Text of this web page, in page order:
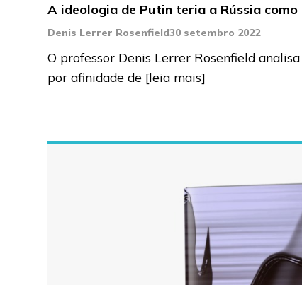
A ideologia de Putin teria a Rússia
Denis Lerrer Rosenfield30 setembro 2022
O professor Denis Lerrer Rosenfield
por afinidade de [leia mais]